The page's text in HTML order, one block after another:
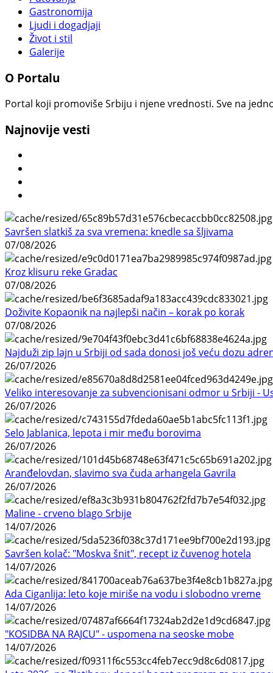
Gastronomija
Ljudi i dogadjaji
Život i stil
Galerije
O Portalu
Portal koji promoviše Srbiju i njene vrednosti. Sve na
Najnovije vesti
Savršen slatkiš za sva vremena: knedle sa šljivama
07/08/2026
Kroz klisuru reke Gradac
07/08/2026
Doživite Kopaonik na najlepši način – korak po korak
07/08/2026
Najduži zip lajn u Srbiji od sada donosi još veću dozu
26/07/2026
Veliko interesovanje za subvencionisani odmor u Srbiji -
26/07/2026
Selo Jablanica, lepota i mir među borovima
26/07/2026
Aranđelovdan, slavimo sva čuda arhangela Gavrila
26/07/2026
Maline - crveno blago Srbije
14/07/2026
Savršen kolač: "Moskva šnit", recept iz čuvenog hotela
14/07/2026
Ada Ciganlija: leto koje miriše na vodu i slobodno vreme
14/07/2026
"KOSIDBA NA RAJCU" - uspomena na seoske mobe
14/07/2026